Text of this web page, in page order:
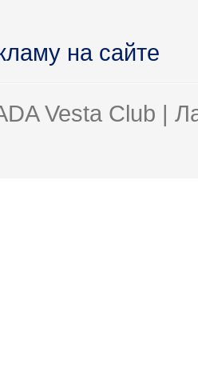
на сайте
Vesta Club |